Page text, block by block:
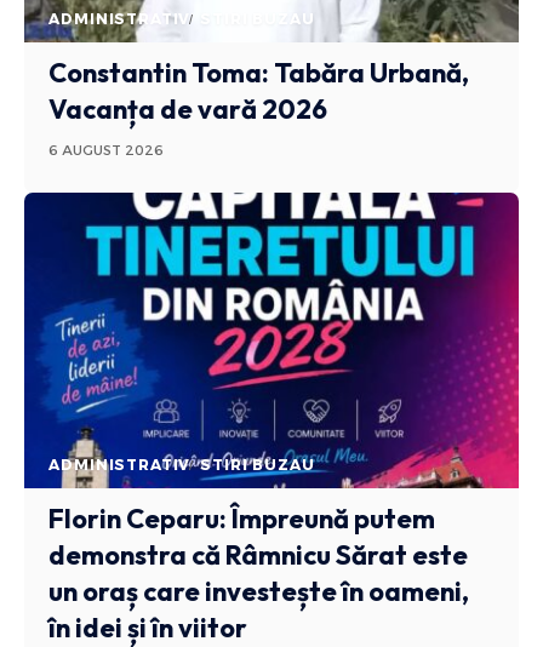
ADMINISTRATIV STIRI BUZAU
Constantin Toma: Tabăra Urbană,
Vacanța de vară 2026
6 AUGUST 2026
ADMINISTRATIV STIRI BUZAU
Florin Ceparu: Împreună putem
demonstra că Râmnicu Sărat este
un oraș care investește în oameni,
în idei și în viitor